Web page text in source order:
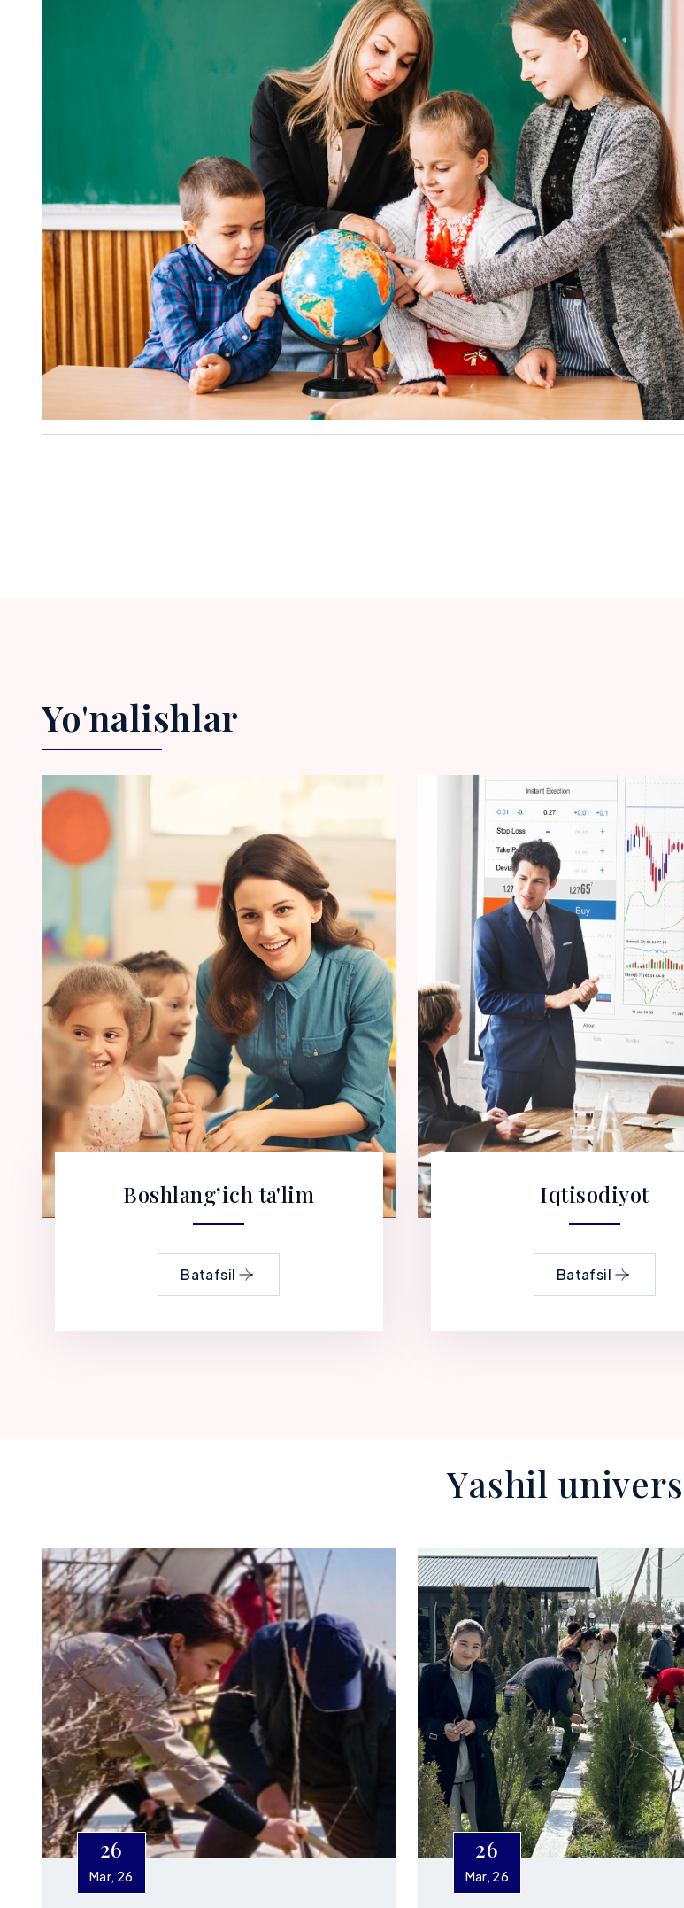
Yo'nalishlar
Boshlang’ich ta'lim
Batafsil
Iqtisodiyot
Batafsil
Yashil univers
26
Mar, 26
26
Mar, 26